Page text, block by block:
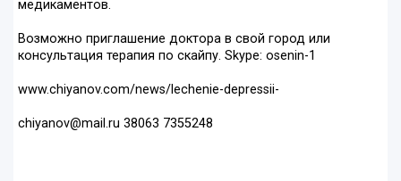
медикаментов.
Возможно приглашение доктора в свой город или
консультация терапия по скайпу. Skype: osenin-1
www.chiyanov.com/news/lechenie-depressii-
chiyanov@mail.ru 38063 7355248